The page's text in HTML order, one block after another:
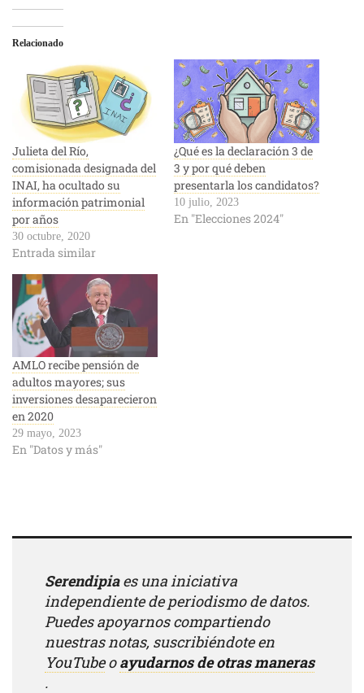
Relacionado
Julieta del Río,
comisionada designada del
INAI, ha ocultado su
información patrimonial
por años
30 octubre, 2020
Entrada similar
¿Qué es la declaración 3 de
3 y por qué deben
presentarla los candidatos?
10 julio, 2023
En "Elecciones 2024"
AMLO recibe pensión de
adultos mayores; sus
inversiones desaparecieron
en 2020
29 mayo, 2023
En "Datos y más"
Serendipiaes una iniciativa
independiente de periodismo de datos.
Puedes apoyarnos compartiendo
nuestras notas, suscribiéndote en
YouTubeoayudarnos de otras maneras
.